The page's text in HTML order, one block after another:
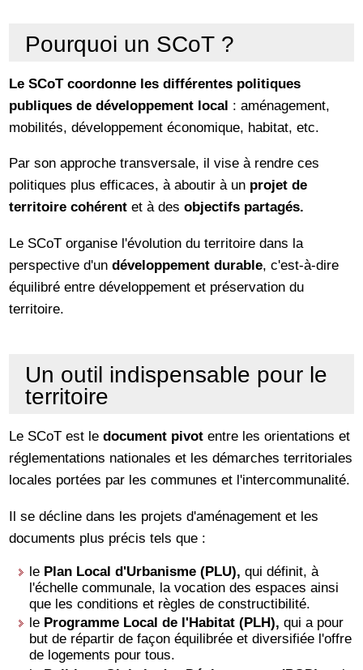
Pourquoi un SCoT ?
Le SCoT coordonne les différentes politiques
publiques de développement local : aménagement,
mobilités, développement économique, habitat, etc.
Par son approche transversale, il vise à rendre ces
politiques plus efficaces, à aboutir à un projet de
territoire cohérent et à desobjectifs partagés.
Le SCoT organise l'évolution du territoire dans la
perspective d'undéveloppement durable, c'est-à-dire
équilibré entre développement et préservation du
territoire.
Un outil indispensable pour le
territoire
Le SCoT est ledocument pivot entre les orientations et
réglementations nationales et les démarches territoriales
locales portées par les communes et l'intercommunalité.
Il se décline dans les projets d'aménagement et les
documents plus précis tels que :
le Plan Local d'Urbanisme (PLU), qui définit, à
l'échelle communale, la vocation des espaces ainsi
que les conditions et règles de constructibilité.
le Programme Local de l'Habitat (PLH), qui a pour
but de répartir de façon équilibrée et diversifiée l'offre
de logements pour tous.